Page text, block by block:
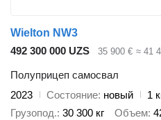
Wielton NW3
492 300 000 UZS
35 900 € ≈ 41
Полуприцеп самосвал
2023
Состояние новый
1
Грузопод. 30 300 кг Объем